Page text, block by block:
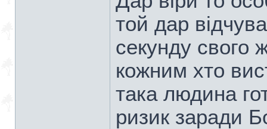
той дар
секунду свого
кожним хто
така людина
ризик заради